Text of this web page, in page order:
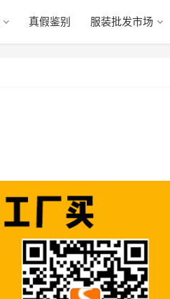
真假鉴别 服装批发市场